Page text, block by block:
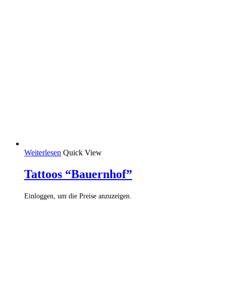
Weiterlesen Quick View
Tattoos “Bauernhof”
Einloggen, um die Preise anzuzeigen.